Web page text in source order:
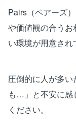
Pairs（ペアーズ
や価値観の合う
い環境が用意され
圧倒的に人が多
も…」と不安に感
ください。